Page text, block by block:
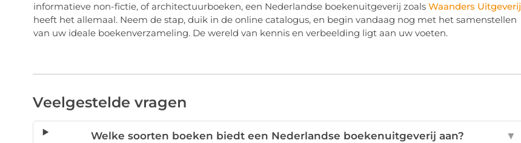
informatieve non-fictie, of architectuurboeken, een Nederlandse boekenuitgeverij zoals Waanders Uitgeverij
heeft het allemaal. Neem de stap, duik in de online catalogus, en begin vandaag nog met het samenstellen
van uw ideale boekenverzameling. De wereld van kennis en verbeelding ligt aan uw voeten.
Veelgestelde vragen
Welke soorten boeken biedt een Nederlandse boekenuitgeverij aan? ▼